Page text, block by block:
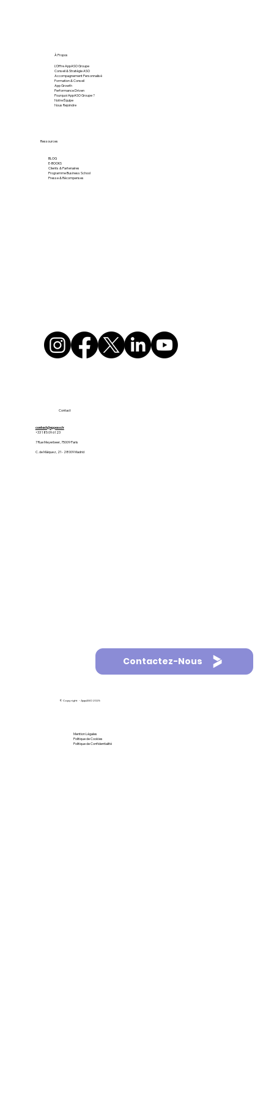
Ressources
BLOG
E-BOOKS
Clients & Partenaires
Programme Business School
Presse & Récompenses
Contact
contact@appaso.fr
+33 1 85 09 61 23
7 Rue Meyerbeer, 75009 Paris
C. de Máiquez, 21 - 28009 Madrid
À Propos
L'Offre AppASO Groupe
Conseil & Stratégie ASO
Accompagnement Personnalisé
Formation & Conseil
App Growth
Performance Driven
Pourquoi AppASO Groupe ?
Notre Équipe
Nous Rejoindre
Contactez-Nous
© Copyright - AppASO 2025
Mention Légales
Politique de Cookies
Politique de Confidentialité